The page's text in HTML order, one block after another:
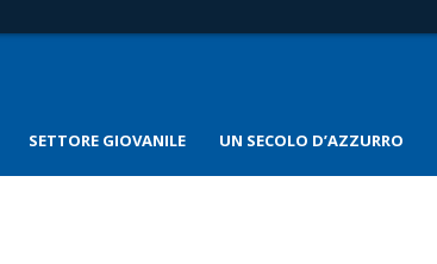
SETTORE GIOVANILE UN SECOLO D’AZZURRO